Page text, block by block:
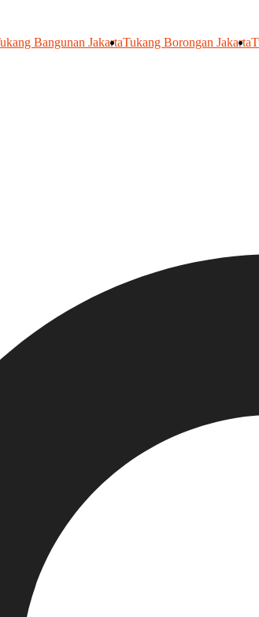
Bangunan JakartaTukang Borongan Jakarta